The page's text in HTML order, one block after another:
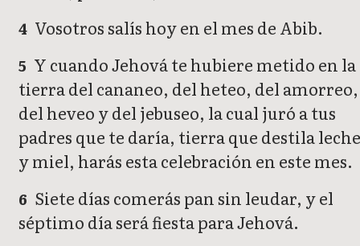
4 Vosotros salís hoy en el mes de Abib.
5 Y cuando Jehová te hubiere metido en la
tierra del cananeo, del heteo, del amorreo,
del heveo y del jebuseo, la cual juró a tus
padres que te daría, tierra que destila leche
y miel, harás esta celebración en este mes.
6 Siete días comerás pan sin leudar, y el
séptimo día será fiesta para Jehová.